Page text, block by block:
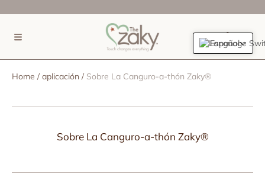
IR DIRECTAMENTE AL CONTENIDO
Home aplicación Sobre La Canguro-a-thón Zaky®
Sobre La Canguro-a-thón Zaky®
Español